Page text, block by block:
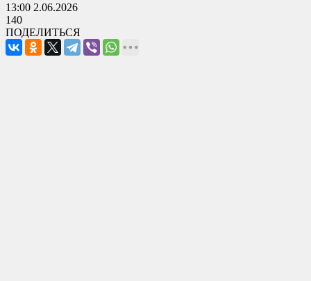
13:00 2.06.2026
140
ПОДЕЛИТЬСЯ